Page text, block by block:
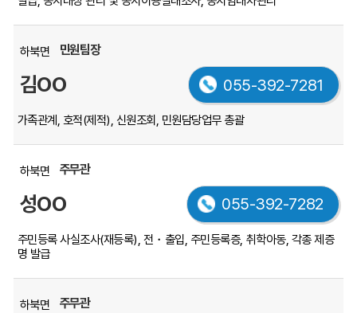
하북면 민원팀장
김OO 055-392-7281
가족관계, 호적(제적), 신원조회, 민원담당업무 총괄
하북면 주무관
성OO 055-392-7282
주민등록 사실조사(재등록), 전・출입, 주민등록증, 취학아동, 각종 제증
명 발급
하북면 주무관